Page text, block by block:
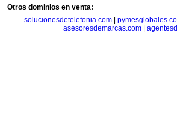
Otros dominios en venta:
solucionesdetelefonia.com|
asesoresdemarcas.com